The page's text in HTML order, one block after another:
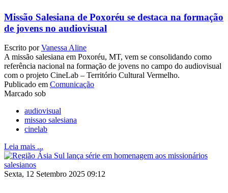
Missão Salesiana de Poxoréu se destaca na formação
de jovens no audiovisual
Escrito porVanessa Aline
A missão salesiana em Poxoréu, MT, vem se consolidando como
referência nacional na formação de jovens no campo do audiovisual
com o projeto CineLab – Território Cultural Vermelho.
Publicado em Comunicação
Marcado sob
audiovisual
missao salesiana
cinelab
Leia mais ...
Sexta, 12 Setembro 2025 09:12